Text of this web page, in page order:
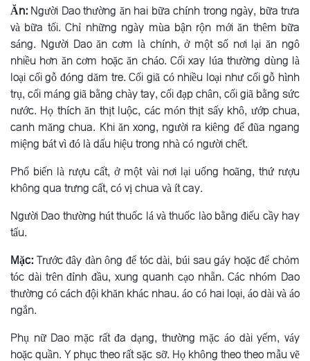
Ăn:Người Dao thường ăn hai bữa chính trong ngày, bữa trưa
và bữa tối. Chỉ những ngày mùa bận rộn mới ăn thêm bữa
sáng. Người Dao ăn cơm là chính, ở một số nơi lại ăn ngô
nhiều hơn ăn cơm hoặc ăn cháo. Cối xay lúa thường dùng là
loại cối gỗ đóng dăm tre. Cối giã có nhiều loại như cối gỗ hình
trụ, cối máng giã bằng chày tay, cối đạp chân, cối giã bằng sức
nước. Họ thích ăn thịt luộc, các món thịt sấy khô, ướp chua,
canh măng chua. Khi ăn xong, người ra kiêng để đũa ngang
miệng bát vì đó là dấu hiệu trong nhà có người chết.
Phổ biến là rượu cất, ở một vài nơi lại uống hoãng, thứ rượu
không qua trưng cất, có vị chua và ít cay.
Người Dao thường hút thuốc lá và thuốc lào bằng điếu cầy hay
tẩu.
Mặc:Trước đây đàn ông để tóc dài, búi sau gáy hoặc để chỏm
tóc dài trên đỉnh đầu, xung quanh cạo nhẵn. Các nhóm Dao
thường có cách đội khăn khác nhau. áo có hai loại, áo dài và áo
ngắn.
Phụ nữ Dao mặc rất đa dạng, thường mặc áo dài yếm, váy
hoặc quần. Y phục theo rất sặc sỡ. Họ không theo theo mẫu vẽ